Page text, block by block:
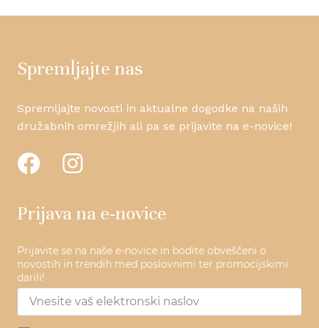
Spremljajte nas
Spremljajte novosti in aktualne dogodke na naših
družabnih omrežjih ali pa se prijavite na e-novice!
Prijava na e-novice
Prijavite se na naše e-novice in bodite obveščeni o
novostih in trendih med poslovnimi ter promocijskimi
darili!